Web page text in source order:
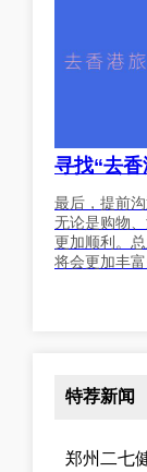
寻找“去
最后，提前
无论是购物
更加顺利。
将会更加丰
特荐新闻
郑州二七